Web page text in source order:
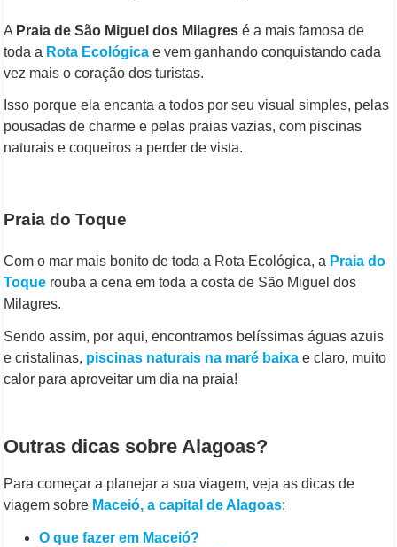
A Praia de São Miguel dos Milagres é a mais famosa de
toda a Rota Ecológica e vem ganhando conquistando cada
vez mais o coração dos turistas.
Isso porque ela encanta a todos por seu visual simples, pelas
pousadas de charme e pelas praias vazias, com piscinas
naturais e coqueiros a perder de vista.
Praia do Toque
Com o mar mais bonito de toda a Rota Ecológica, a Praia do
Toque rouba a cena em toda a costa de São Miguel dos
Milagres.
Sendo assim, por aqui, encontramos belíssimas águas azuis
e cristalinas, piscinas naturais na maré baixa e claro, muito
calor para aproveitar um dia na praia!
Outras dicas sobre Alagoas?
Para começar a planejar a sua viagem, veja as dicas de
viagem sobre Maceió, a capital de Alagoas:
O que fazer em Maceió?